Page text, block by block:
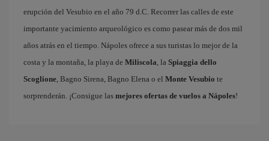
erupción del Vesubio en el año 79 d.C. Recorrer las calles de este
importante yacimiento arqueológico es como pasear más de dos mil
años atrás en el tiempo. Nápoles ofrece a sus turistas lo mejor de la
costa y la montaña, la playa de Miliscola, la Spiaggia dello
Scoglione, Bagno Sirena, Bagno Elena o el Monte Vesubio te
sorprenderán. ¡Consigue las mejores ofertas de vuelos a Nápoles!